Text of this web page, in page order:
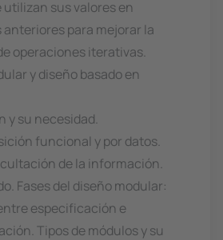
utilizan sus valores en
para mejorar la
operaciones iterativas.
y diseño basado en
y su necesidad.
funcional y por datos.
de la información.
Fases del diseño modular:
especificación e
Tipos de módulos y su